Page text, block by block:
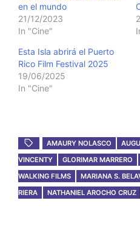
en el mundo
21/12/2023
In "Cine"
Esta Isla abrirá el Puerto
Rico Film Festival 2025
19/06/2025
In "Cine"
AMAURY NOLASCO
VINCENTY
GLORIMAR MARRERO
WALKING FILMS
MARIANA S.
RIERA
NATHANIEL AROCHO CRUZ